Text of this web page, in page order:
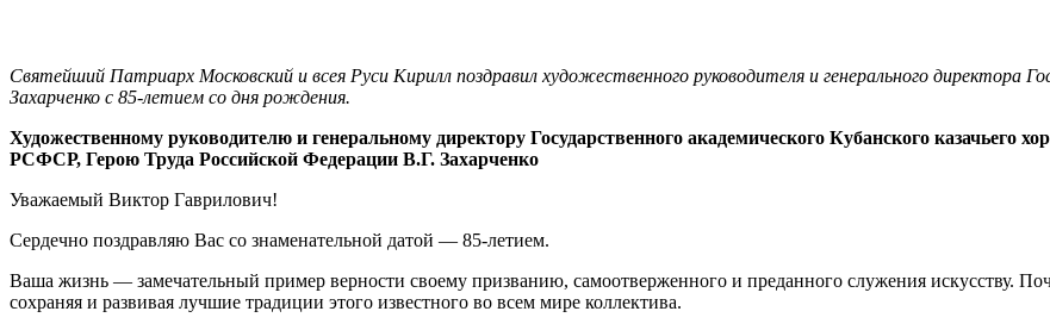
Святейший Патриарх Московский и всея Руси Кирилл поздравил художественного руководителя и генерального директора
Захарченко с 85-летием со дня рождения.
Художественному руководителю и генеральному директору Государственного академического Кубанского казачьего
РСФСР, Герою Труда Российской Федерации В.Г. Захарченко
Уважаемый Виктор Гаврилович!
Сердечно поздравляю Вас со знаменательной датой — 85-летием.
Ваша жизнь — замечательный пример верности своему призванию, самоотверженного и преданного служения искусству.
сохраняя и развивая лучшие традиции этого известного во всем мире коллектива.